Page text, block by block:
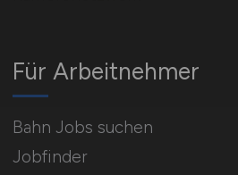
Für Arbeitnehmer
Bahn Jobs suchen
Jobfinder